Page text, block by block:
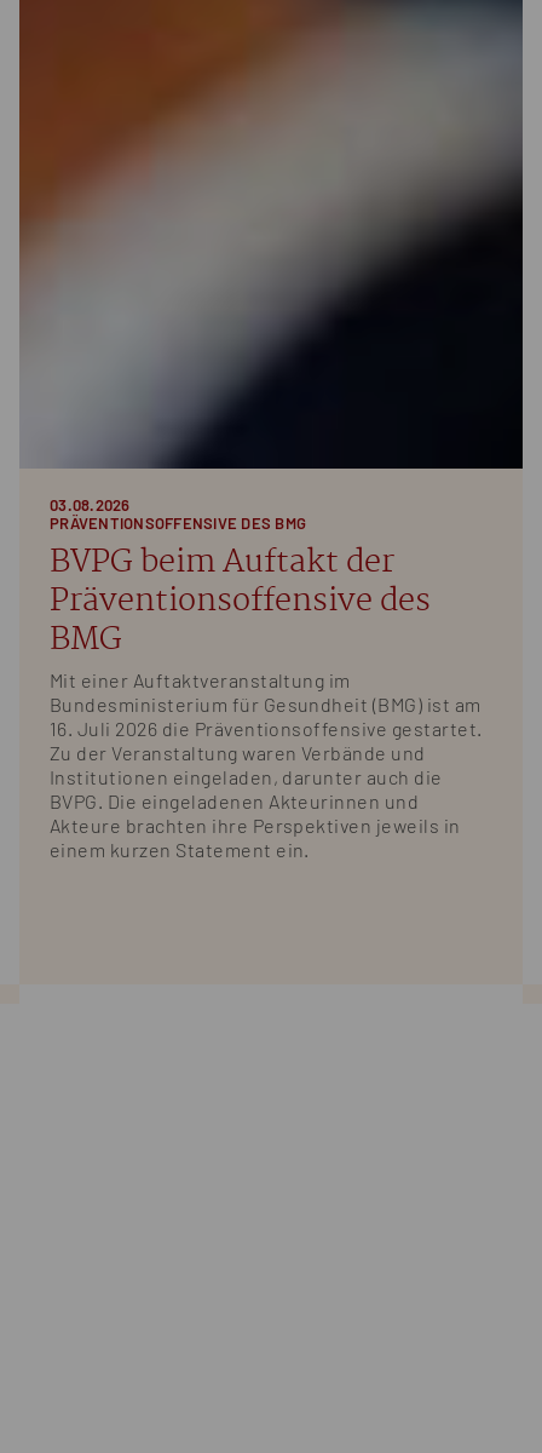
03.08.2026
PRÄVENTIONSOFFENSIVE DES BMG
BVPG beim Auftakt der
Präventionsoffensive des
BMG
Mit einer Auftaktveranstaltung im
Bundesministerium für Gesundheit (BMG) ist am
16. Juli 2026 die Präventionsoffensive gestartet.
Zu der Veranstaltung waren Verbände und
Institutionen eingeladen, darunter auch die
BVPG. Die eingeladenen Akteurinnen und
Akteure brachten ihre Perspektiven jeweils in
einem kurzen Statement ein.